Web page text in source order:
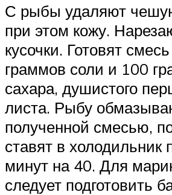
С рыбы удаляют
при этом кожу.
кусочки. Готовят
граммов соли и 100
сахара, душистого
листа. Рыбу
полученной смесью,
ставят в холодильник
минут на 40. Для
следует подготовить